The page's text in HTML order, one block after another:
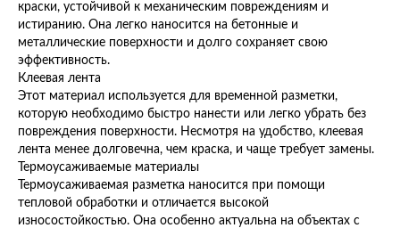
краски, устойчивой к механическим повреждениям и
истиранию. Она легко наносится на бетонные и
металлические поверхности и долго сохраняет свою
эффективность.
Клеевая лента
Этот материал используется для временной разметки,
которую необходимо быстро нанести или легко убрать без
повреждения поверхности. Несмотря на удобство, клеевая
лента менее долговечна, чем краска, и чаще требует замены.
Термоусаживаемые материалы
Термоусаживаемая разметка наносится при помощи
тепловой обработки и отличается высокой
износостойкостью. Она особенно актуальна на объектах с